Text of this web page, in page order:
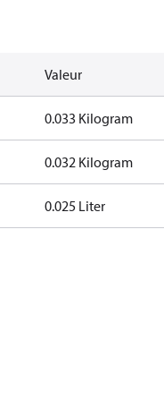
Valeur
0.033 Kilogram
0.032 Kilogram
0.025 Liter